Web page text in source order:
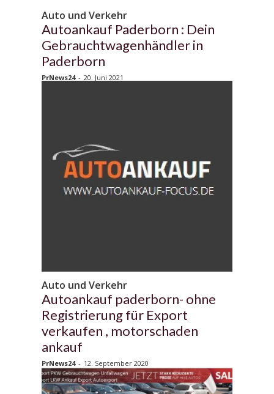
Auto und Verkehr
Autoankauf Paderborn : Dein
Gebrauchtwagenhändler in
Paderborn
PrNews24 - 20. Juni 2021
Auto und Verkehr
Autoankauf paderborn- ohne
Registrierung für Export
verkaufen , motorschaden
ankauf
PrNews24 - 12. September 2020